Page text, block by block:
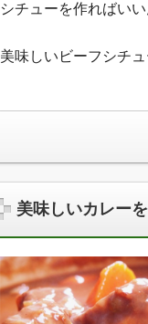
シチューを作ればいい
美味しいビーフシチ
美味しいカレー